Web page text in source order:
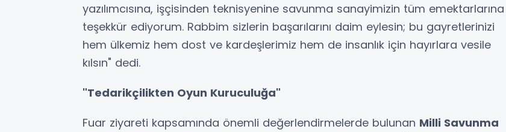
yazılımcısına, işçisinden teknisyenine savunma sanayimizin tüm emektarlarına
teşekkür ediyorum. Rabbim sizlerin başarılarını daim eylesin; bu gayretlerinizi
hem ülkemiz hem dost ve kardeşlerimiz hem de insanlık için hayırlara vesile
kılsın" dedi.
"Tedarikçilikten Oyun Kuruculuğa"
Fuar ziyareti kapsamında önemli değerlendirmelerde bulunan Milli Savunma